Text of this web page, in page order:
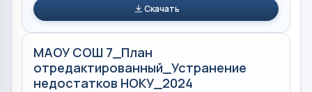
Скачать
МАОУ СОШ 7_План
отредактированный_Устранение
недостатков НОКУ_2024